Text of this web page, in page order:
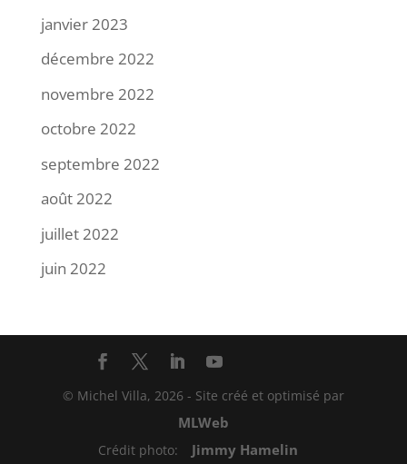
janvier 2023
décembre 2022
novembre 2022
octobre 2022
septembre 2022
août 2022
juillet 2022
juin 2022
© Michel Villa, 2026 - Site créé et optimisé par
MLWeb
Crédit photo: Jimmy Hamelin